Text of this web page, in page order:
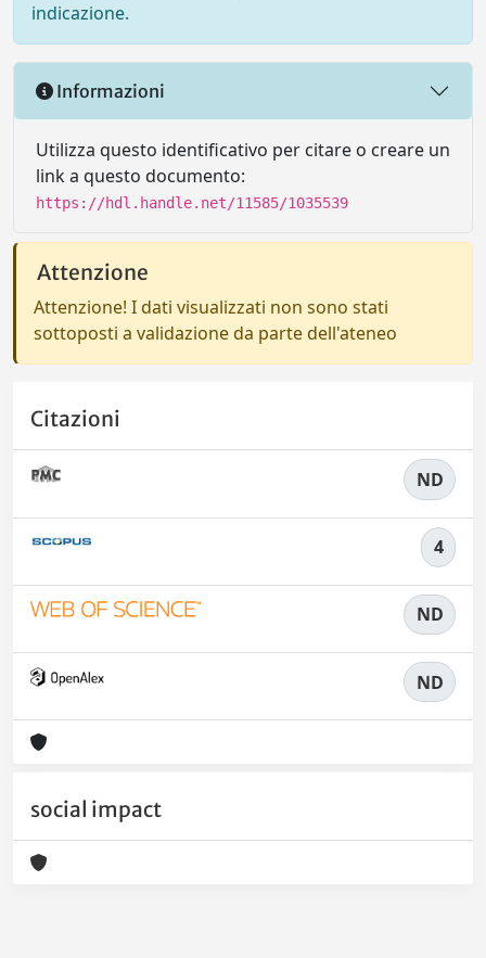
indicazione.
Informazioni
Utilizza questo identificativo per citare o creare un
link a questo documento:
https://hdl.handle.net/11585/1035539
Attenzione
Attenzione! I dati visualizzati non sono stati
sottoposti a validazione da parte dell'ateneo
Citazioni
ND
4
ND
ND
social impact